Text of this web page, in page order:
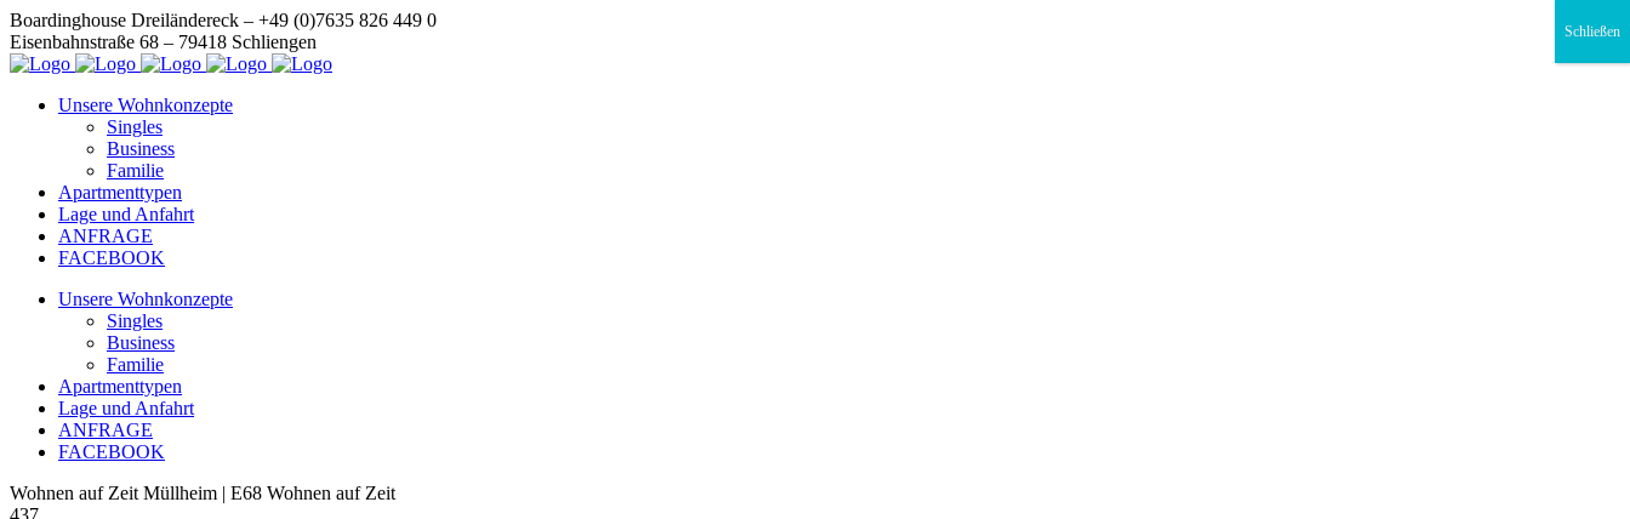
Boardinghouse Dreiländereck – +49 (0)7635 826 449 0
Eisenbahnstraße 68 – 79418 Schliengen
Unsere Wohnkonzepte
Singles
Business
Familie
Apartmenttypen
Lage und Anfahrt
ANFRAGE
FACEBOOK
Unsere Wohnkonzepte
Singles
Business
Familie
Apartmenttypen
Lage und Anfahrt
ANFRAGE
FACEBOOK
Wohnen auf Zeit Müllheim | E68 Wohnen auf Zeit
437
Schließen